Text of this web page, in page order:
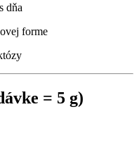
dňa
forme
= 5 g)